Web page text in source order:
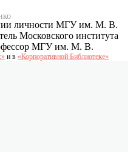
личности МГУ им. М. В.
Московского института
МГУ им. М. В.
и в «Корпоративной Библиотеке»